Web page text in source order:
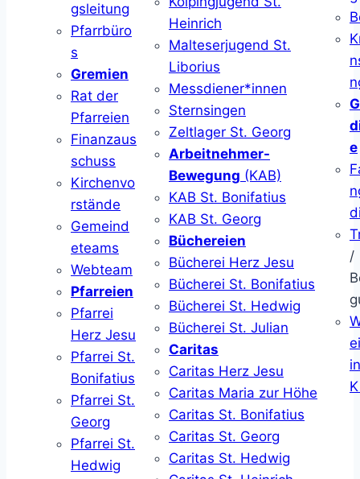
gsleitung
Pfarrbüro
s
Gremien
Rat der
Pfarreien
Finanzaus
schuss
Kirchenvo
rstände
Gemeind
eteams
Webteam
Pfarreien
Pfarrei
Herz Jesu
Pfarrei St.
Bonifatius
Pfarrei St.
Georg
Pfarrei St.
Hedwig
Heinrich
Malteserjugend St.
Liborius
Messdiener*innen
Sternsingen
Zeltlager St. Georg
Arbeitnehmer-
Bewegung (KAB)
KAB St. Bonifatius
KAB St. Georg
Büchereien
Bücherei Herz Jesu
Bücherei St. Bonifatius
Bücherei St. Hedwig
Bücherei St. Julian
Caritas
Caritas Herz Jesu
Caritas Maria zur Höhe
Caritas St. Bonifatius
Caritas St. Georg
Caritas St. Hedwig
e
/